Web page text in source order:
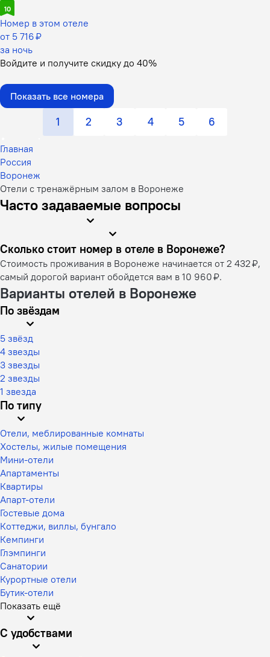
10
Номер в этом отеле
от 5 716 ₽
за ночь
Войдите и получите скидку до 40%
Показать все номера
1 2 3 4 5 6
Главная
Россия
Воронеж
Отели с тренажёрным залом в Воронеже
Часто задаваемые вопросы
Сколько стоит номер в отеле в Воронеже?
Стоимость проживания в Воронеже начинается от 2 432 ₽,
самый дорогой вариант обойдется вам в 10 960 ₽.
Варианты отелей в Воронеже
По звёздам
5 звёзд
4 звезды
3 звезды
2 звезды
1 звезда
По типу
Отели, меблированные комнаты
Хостелы, жилые помещения
Мини-отели
Апартаменты
Квартиры
Апарт-отели
Гостевые дома
Коттеджи, виллы, бунгало
Кемпинги
Глэмпинги
Санатории
Курортные отели
Бутик-отели
Показать ещё
С удобствами